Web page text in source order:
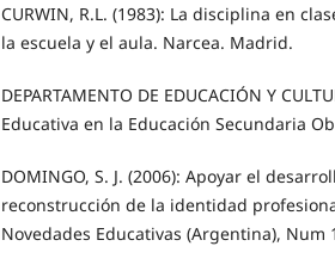
CURWIN, R.L. (1983): La disciplina en
la escuela y el aula. Narcea. Madrid.
DEPARTAMENTO DE EDUCACIÓN Y
Educativa en la Educación Secundaria
DOMINGO, S. J. (2006): Apoyar el
reconstrucción de la identidad
Novedades Educativas (Argentina), Num